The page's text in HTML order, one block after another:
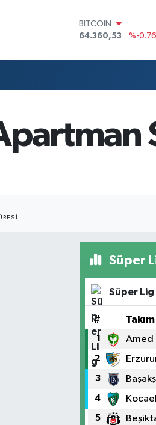
BITCOIN
64.360,53
%-0.76
47,7069
%0.17
6574.81
%1.44
BİST100
Süper
Süper Lig
# Takım
1 Amed
2
3
4
5